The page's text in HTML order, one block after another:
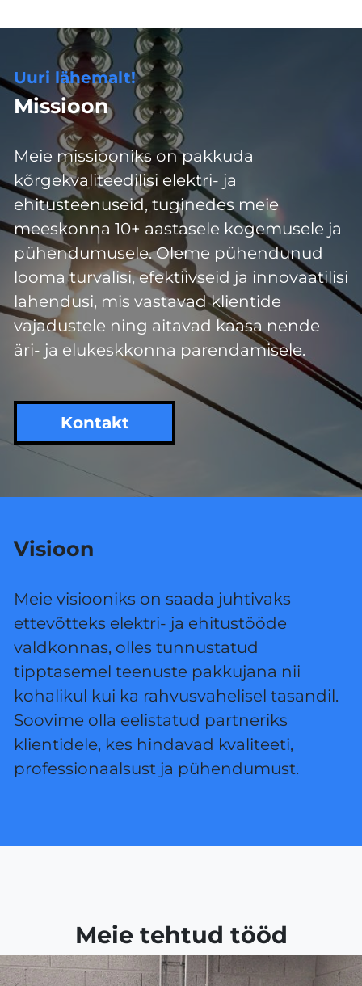
Uuri lähemalt!
Missioon
Meie missiooniks on pakkuda
kõrgekvaliteedilisi elektri- ja
ehitusteenuseid, tuginedes meie
meeskonna 10+ aastasele kogemusele ja
pühendumusele. Oleme pühendunud
looma turvalisi, efektiivseid ja innovaatilisi
lahendusi, mis vastavad klientide
vajadustele ning aitavad kaasa nende
äri- ja elukeskkonna parendamisele.
Kontakt
Visioon
Meie visiooniks on saada juhtivaks
ettevõtteks elektri- ja ehitustööde
valdkonnas, olles tunnustatud
tipptasemel teenuste pakkujana nii
kohalikul kui ka rahvusvahelisel tasandil.
Soovime olla eelistatud partneriks
klientidele, kes hindavad kvaliteeti,
professionaalsust ja pühendumust.
Meie tehtud tööd